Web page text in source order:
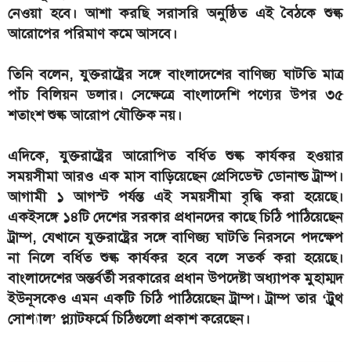
নেওয়া হবে। আশা করছি সরাসরি অনুষ্ঠিত এই বৈঠকে শুল্ক
আরোপের পরিমাণ কমে আসবে।
তিনি বলেন, যুক্তরাষ্ট্রের সঙ্গে বাংলাদেশের বাণিজ্য ঘাটতি মাত্র
পাঁচ বিলিয়ন ডলার। সেক্ষেত্রে বাংলাদেশি পণ্যের উপর ৩৫
শতাংশ শুল্ক আরোপ যৌক্তিক নয়।
এদিকে, যুক্তরাষ্ট্রের আরোপিত বর্ধিত শুল্ক কার্যকর হওয়ার
সময়সীমা আরও এক মাস বাড়িয়েছেন প্রেসিডেন্ট ডোনাল্ড ট্রাম্প।
আগামী ১ আগস্ট পর্যন্ত এই সময়সীমা বৃদ্ধি করা হয়েছে।
একইসঙ্গে ১৪টি দেশের সরকার প্রধানদের কাছে চিঠি পাঠিয়েছেন
ট্রাম্প, যেখানে যুক্তরাষ্ট্রের সঙ্গে বাণিজ্য ঘাটতি নিরসনে পদক্ষেপ
না নিলে বর্ধিত শুল্ক কার্যকর হবে বলে সতর্ক করা হয়েছে।
বাংলাদেশের অন্তর্বর্তী সরকারের প্রধান উপদেষ্টা অধ্যাপক মুহাম্মদ
ইউনূসকেও এমন একটি চিঠি পাঠিয়েছেন ট্রাম্প। ট্রাম্প তার ‘ট্রুথ
সোশ্যাল’ প্ল্যাটফর্মে চিঠিগুলো প্রকাশ করেছেন।